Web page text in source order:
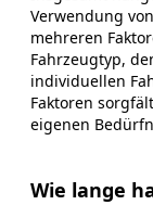
Verwendung
mehreren
Fahrzeugtyp,
individuellen
Faktoren
eigenen
Wie lange